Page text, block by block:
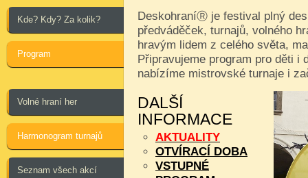
Kde? Kdy? Za kolik?
Program
Volné hraní her
Harmonogram turnajů
Seznam všech akcí
DeskohraníⓇ je festival plný
předváděček, turnajů, volného
hravým lidem z celého světa,
Připravujeme program pro děti i
nabízíme mistrovské turnaje i
DALŠÍ
INFORMACE
AKTUALITY
OTVÍRACÍ DOBA
VSTUPNÉ